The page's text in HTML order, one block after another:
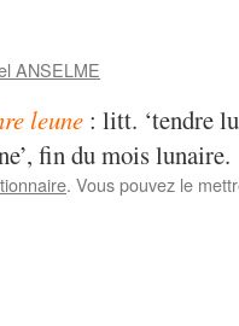
ANSELME
leune : litt. ‘tendre
fin du mois lunaire.
. Vous pouvez le